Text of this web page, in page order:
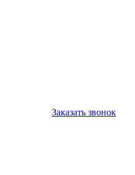
Заказать звонок